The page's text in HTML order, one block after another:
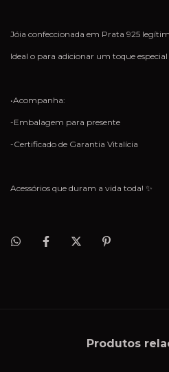
Jóia confeccionada em Prata 925
Ideal o para adicionar um toque especial
•Acompanha:
-Embalagem para presente
-Certificado de Garantia Vitalícia
Acessórios que duram a vida toda! ✨
Produtos